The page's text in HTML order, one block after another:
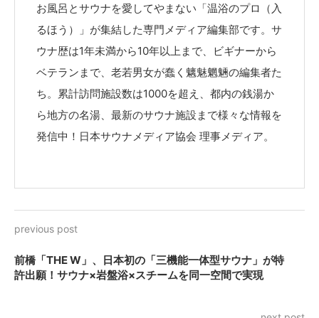
お風呂とサウナを愛してやまない「温浴のプロ（入
るほう）」が集結した専門メディア編集部です。サ
ウナ歴は1年未満から10年以上まで、ビギナーから
ベテランまで、老若男女が蠢く魑魅魍魎の編集者た
ち。累計訪問施設数は1000を超え、都内の銭湯か
ら地方の名湯、最新のサウナ施設まで様々な情報を
発信中！日本サウナメディア協会 理事メディア。
previous post
前橋「THE W」、日本初の「三機能一体型サウナ」が特
許出願！サウナ×岩盤浴×スチームを同一空間で実現